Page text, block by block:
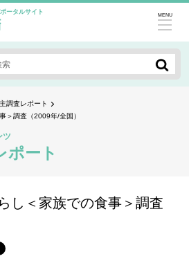
ータルサイト MENU
調査レポート
＞調査（2009年/全国）
ツ
ポート
し＜家族での食事＞調査